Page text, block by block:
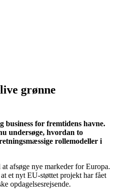
grønne
business for fremtidens havne.
undersøge, hvordan to
rollemodeller i
afsøge nye markeder for Europa.
et nyt EU-støttet projekt har fået
opdagelsesrejsende.